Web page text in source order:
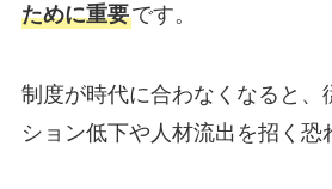
ために重要です。
制度が時代に合わなくなると、
ション低下や人材流出を招く恐